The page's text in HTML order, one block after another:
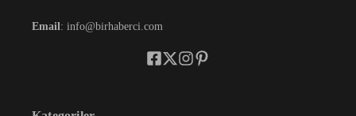
Email: info@birhaberci.com